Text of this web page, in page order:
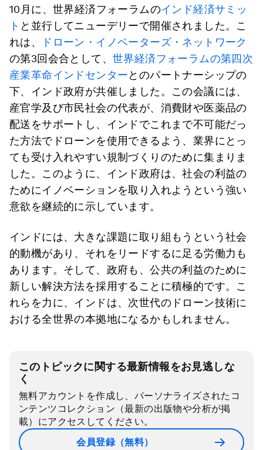
10月に、世界経済フォーラムのインド経済サミッ
ト と並行してニューデリーで開催されました。こ
れは、
ドローン・イノベーターズ・ネットワーク
の第3回会合として、 世界経済フォーラムの第四次
産業革命インドセンターとのパートナーシップの
下、インド政府が共催しました。この会議には、
産官学及び市民社会の代表が、消費財や医薬品の
配送をサポートし、インドでこれまで不可能だっ
た方法でドローンを使用できるよう、業界にとっ
ても受け入れやすい規制づくりのために集まりま
した。このように、インド政府は、社会の利益の
ためにイノベーションを取り入れようという強い
意欲を継続的に示しています。
インドには、大きな課題に取り組もうという社会
的動機があり、それをリードするに足る労働力も
あります。そして、政府も、公共の利益のために
新しい解決方法を採用することに積極的です。こ
れらを力に、インドは、次世代のドローン技術に
おける全世界の本拠地になるかもしれません。
このトピックに関する最新情報をお見逃しな
く
無料アカウントを作成し、パーソナライズされたコ
ンテンツコレクション（最新の出版物や分析が掲
載）にアクセスしてください。
会員登録（無料）